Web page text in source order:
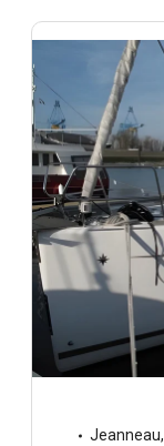
Jeanneau,